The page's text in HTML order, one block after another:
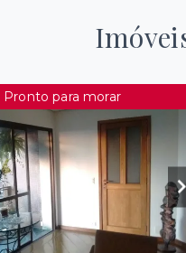
Pronto para morar